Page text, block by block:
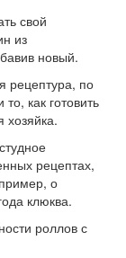
свой
из
новый.
рецептура, по
как готовить
хозяйка.
рецептах,
о
клюква.
роллов с